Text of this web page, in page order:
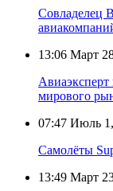
Совладелец
13:06 Март
Авиаэксперт
мирового
07:47 Июль 1,
Самолёты
13:49 Март